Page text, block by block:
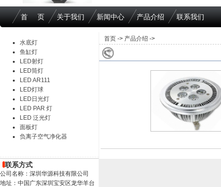
首 页 关于我们 新闻中心 产品介绍 联系我们
水底灯
鱼缸灯
LED射灯
LED筒灯
LED AR111
LED灯球
LED日光灯
LED PAR 灯
LED 泛光灯
面板灯
负离子空气净化器
联系方式
公司名称：深圳华源科技有限公司
地址：中国广东深圳宝安区龙华羊台
首页 -> 产品介绍 ->